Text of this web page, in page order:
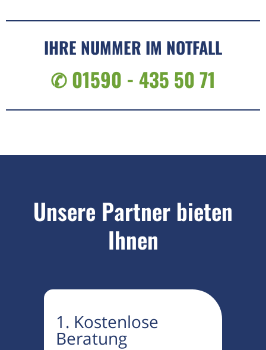
IHRE NUMMER IM NOTFALL
✆ 01590 - 435 50 71
Unsere Partner bieten
Ihnen
1. Kostenlose
Beratung